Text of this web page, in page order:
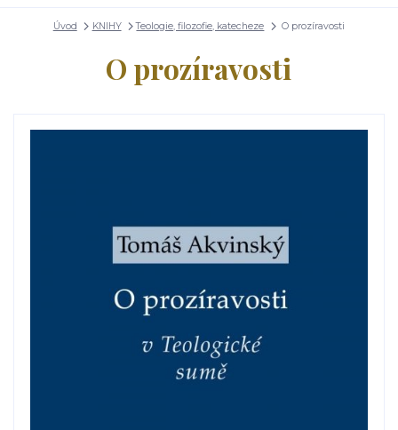
Úvod KNIHY Teologie, filozofie, katecheze O prozíravosti
O prozíravosti